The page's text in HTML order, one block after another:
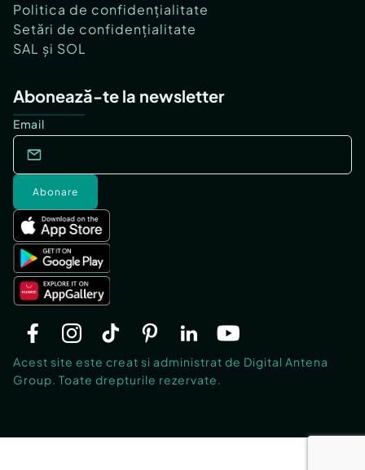
Politica de confidențialitate
Setări de confidențialitate
SAL și SOL
Abonează-te la newsletter
Email
Abonare
Acest site este creat si administrat de Digital Antena
Group. Toate drepturile rezervate.